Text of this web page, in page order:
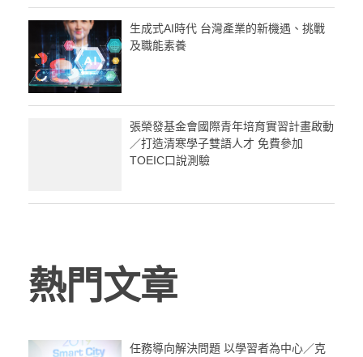
生成式AI時代 台灣產業的新機遇、挑戰
及職能素養
張榮發基金會國際青年培育實習計畫啟動
／打造清寒學子雙語人才 免費參加
TOEIC口說測驗
熱門文章
任務導向解決問題 以學習者為中心／克